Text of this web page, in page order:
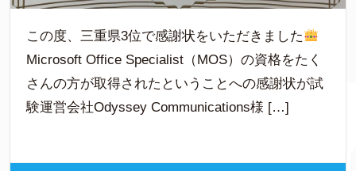
この度、三重県3位で感謝状をいただきました
Microsoft Office Specialist（MOS）の資格をたく
さんの方が取得されたということへの感謝状が試
験運営会社Odyssey Communications様 […]